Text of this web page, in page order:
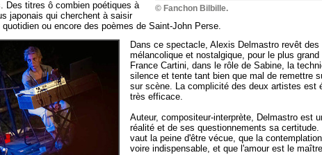
© Fanchon Bilbille.
Des titres ô combien poétiques à
japonais qui cherchent à saisir
ou encore des poèmes de Saint-John Perse.
Dans ce spectacle, Alexis Delmastro revêt des
mélancolique et nostalgique, pour le plus
France Cartini, dans le rôle de Sabine, la
silence et tente tant bien que mal de remettre
sur scène. La complicité des deux artistes est
très efficace.
Auteur, compositeur-interprète, Delmastro est
réalité et de ses questionnements sa
vaut la peine d'être vécue, que la
voire indispensable, et que l'amour est le